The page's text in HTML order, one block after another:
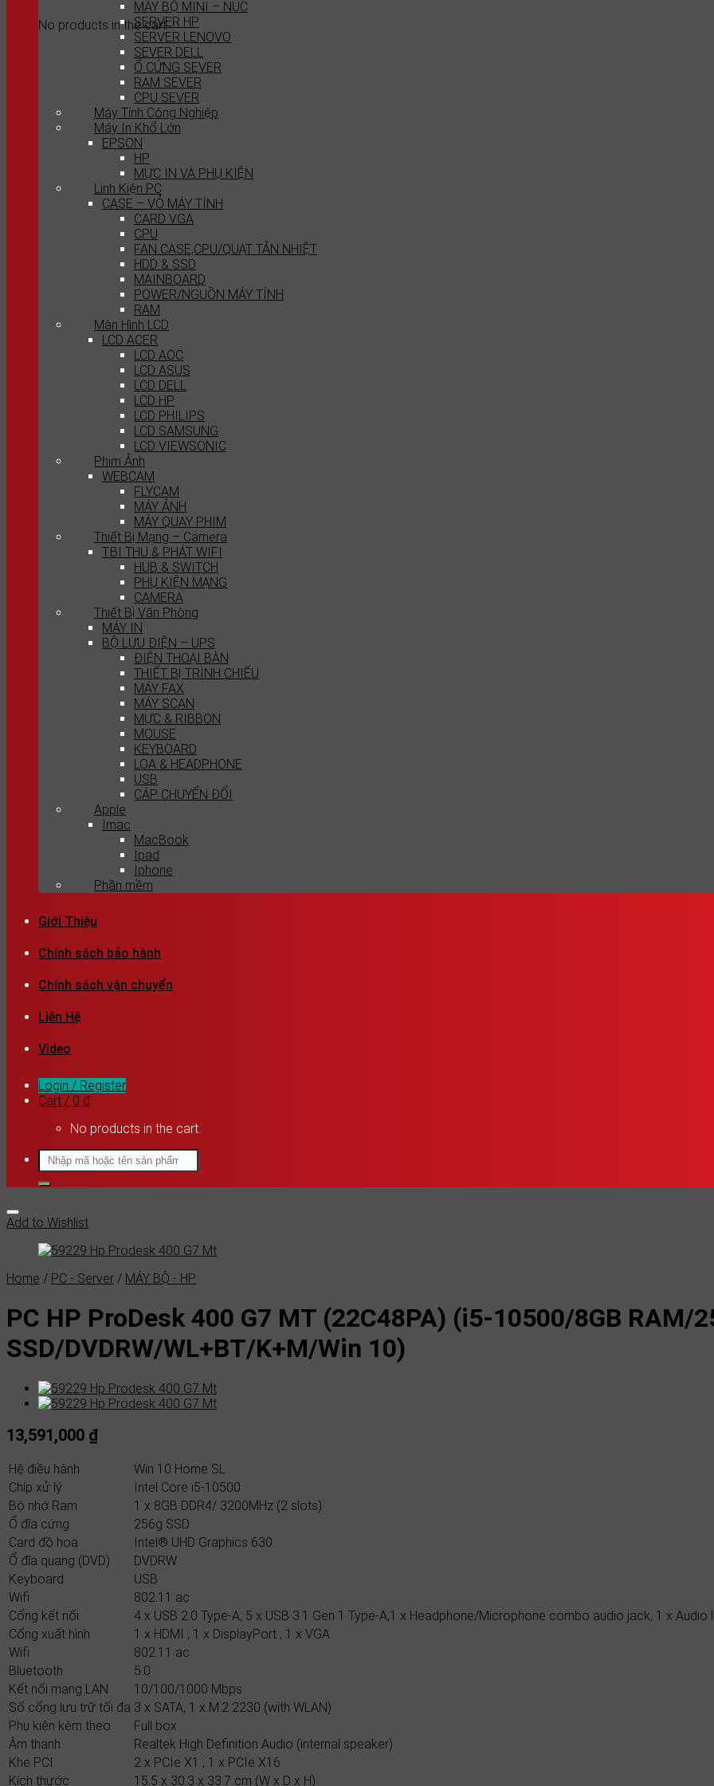
No products in the cart.
MÁY BỘ MINI – NUC
SERVER HP
SERVER LENOVO
SEVER DELL
Ổ CỨNG SEVER
RAM SEVER
CPU SEVER
Máy Tính Công Nghiệp
Máy In Khổ Lớn
EPSON
HP
MỰC IN VÀ PHỤ KIỆN
Linh Kiện PC
CASE – VỎ MÁY TÍNH
CARD VGA
CPU
FAN CASE,CPU/QUẠT TẢN NHIỆT
HDD & SSD
MAINBOARD
POWER/NGUỒN MÁY TÍNH
RAM
Màn Hình LCD
LCD ACER
LCD AOC
LCD ASUS
LCD DELL
LCD HP
LCD PHILIPS
LCD SAMSUNG
LCD VIEWSONIC
Phim Ảnh
WEBCAM
FLYCAM
MÁY ẢNH
MÁY QUAY PHIM
Thiết Bị Mạng – Camera
T.BI THU & PHÁT WIFI
HUB & SWITCH
PHỤ KIỆN MẠNG
CAMERA
Thiết Bị Văn Phòng
MÁY IN
BỘ LƯU ĐIỆN – UPS
ĐIỆN THOẠI BÀN
THIẾT BỊ TRÌNH CHIẾU
MÁY FAX
MÁY SCAN
MỰC & RIBBON
MOUSE
KEYBOARD
LOA & HEADPHONE
USB
CÁP CHUYỂN ĐỔI
Apple
Imac
MacBook
Ipad
Iphone
Phần mềm
Giới Thiệu
Chính sách bảo hành
Chính sách vận chuyển
Liên Hệ
Video
Login / Register
Cart / 0 ₫
No products in the cart.
Search
for:
Add to Wishlist
Home / PC - Server / MÁY BỘ - HP
PC HP ProDesk 400 G7 MT (22C48PA) (i5-10500/8GB RAM/
SSD/DVDRW/WL+BT/K+M/Win 10)
13,591,000 ₫
Hệ điều hành
Win 10 Home SL
Chíp xử lý
Intel Core i5-10500
Bộ nhớ Ram
1 x 8GB DDR4/ 3200MHz (2 slots)
Ổ đĩa cứng
256g SSD
Card đồ họa
Intel® UHD Graphics 630
Ổ đĩa quang (DVD)
DVDRW
Keyboard
USB
Wifi
802.11 ac
Cổng kết nối
4 x USB 2.0 Type-A, 5 x USB 3.1 Gen 1 Type-A,1 x Headphone/Microphone combo audio jack, 1 x Audio
Cổng xuất hình
1 x HDMI ; 1 x DisplayPort ; 1 x VGA
Wifi
802.11 ac
Bluetooth
5.0
Kết nối mạng LAN
10/100/1000 Mbps
Số cổng lưu trữ tối đa 3 x SATA, 1 x M.2 2230 (with WLAN)
Phụ kiện kèm theo
Full box
Âm thanh
Realtek High Definition Audio (internal speaker)
Khe PCI
2 x PCIe X1 ; 1 x PCIe X16
Kích thước
15.5 x 30.3 x 33.7 cm (W x D x H)